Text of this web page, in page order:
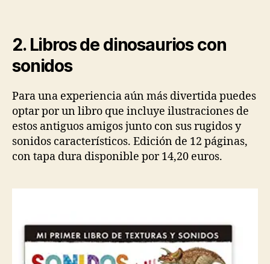
2. Libros de dinosaurios con
sonidos
Para una experiencia aún más divertida puedes
optar por un libro que incluye ilustraciones de
estos antiguos amigos junto con sus rugidos y
sonidos característicos. Edición de 12 páginas,
con tapa dura disponible por 14,20 euros.